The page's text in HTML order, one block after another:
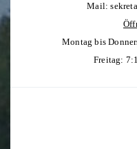
Mail:
Montag bis
Freitag: